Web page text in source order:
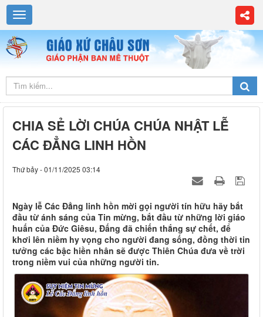
CHIA SẺ LỜI CHÚA CHÚA NHẬT LỄ
CÁC ĐẲNG LINH HỒN
Thứ bảy - 01/11/2025 03:14
Ngày lễ Các Đẳng linh hồn mời gọi người tín hữu hãy bắt
đầu từ ánh sáng của Tin mừng, bắt đầu từ những lời giáo
huấn của Đức Giêsu, Đấng đã chiến thắng sự chết, để
khơi lên niềm hy vọng cho người đang sống, đồng thời tin
tưởng các bậc hiền nhân sẽ được Thiên Chúa đưa về trời
trong niềm vui của những người tin.